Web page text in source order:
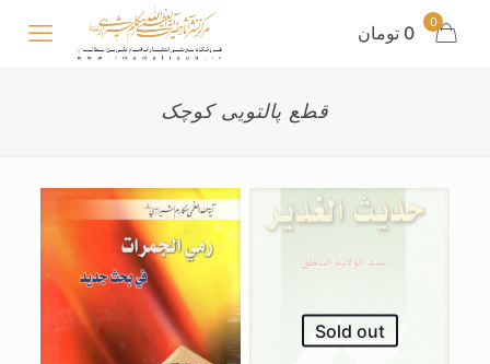
0 0 تومان
قطع پالتویی کوچک
Sold out